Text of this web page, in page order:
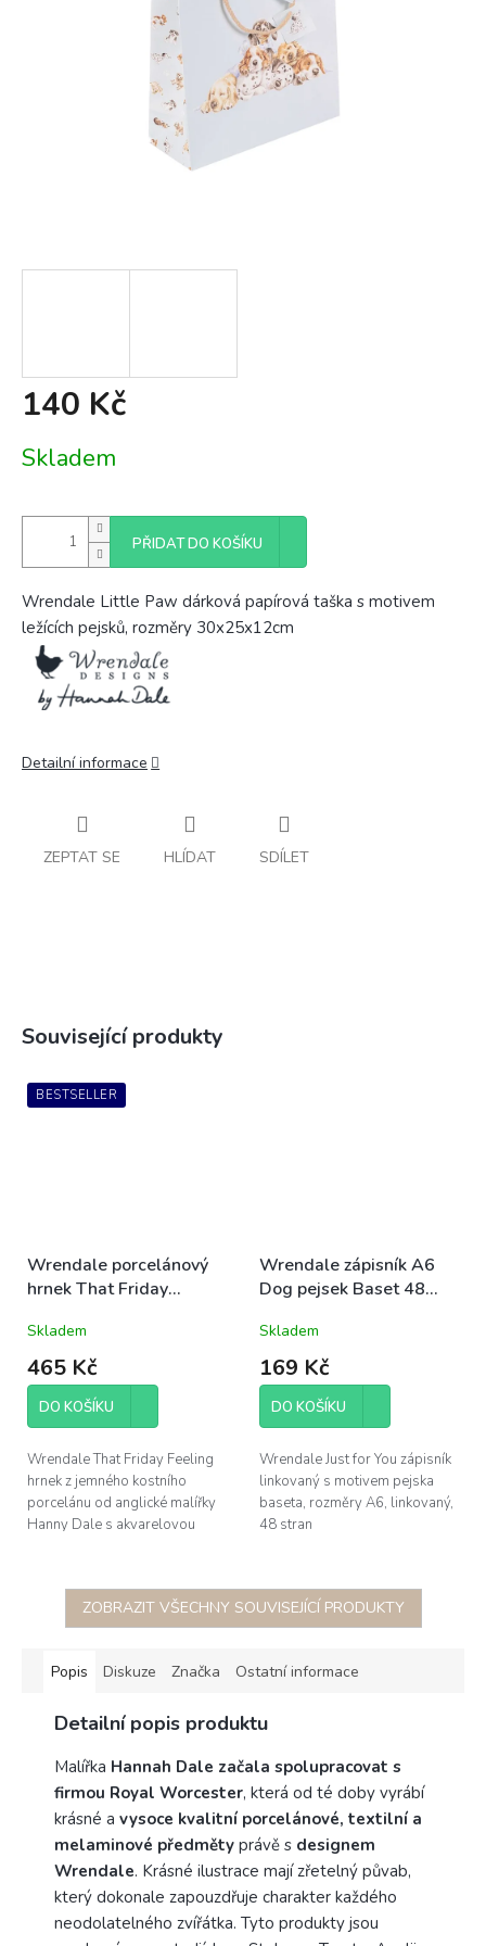
140 Kč
cena:
Skladem
PŘIDAT DO KOŠÍKU
Wrendale Little Paw dárková papírová taška s motivem
ležících pejsků, rozměry 30x25x12cm
Detailní informace
ZEPTAT SE HLÍDAT SDÍLET
Související produkty
BESTSELLER
Wrendale porcelánový
hrnek That Friday
0,31l
Skladem
465 Kč
DO KOŠÍKU
Wrendale That Friday Feeling
hrnek z jemného kostního
porcelánu od anglické malířky
Hanny Dale s akvarelovou
8,1cm, průměr...
Wrendale zápisník A6
Dog pejsek Baset 48
Skladem
169 Kč
DO KOŠÍKU
Wrendale Just for You zápisník
linkovaný s motivem pejska
baseta, rozměry A6, linkovaný,
48 stran
ZOBRAZIT VŠECHNY SOUVISEJÍCÍ PRODUKTY
Popis Diskuze Značka Ostatní informace
Detailní popis produktu
Malířka Hannah Dale začala spolupracovat s
firmou Royal Worcester, která od té doby vyrábí
krásné a vysoce kvalitní porcelánové, textilní a
melaminové předměty právě s designem
Wrendale. Krásné ilustrace mají zřetelný půvab,
který dokonale zapouzdřuje charakter každého
neodolatelného zvířátka. Tyto produkty jsou